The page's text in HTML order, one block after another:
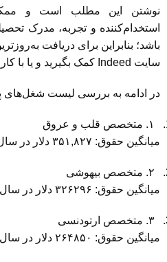
نوشتن این مطلب است و
استخدام‌کننده و تجربه، مدرک
باشد؛ بنابراین برای دریافت
سایت Indeed کمک بگیرید و یا با کارشناسان ما تماس بگیرید.
در ادامه به بررسی لیست شغل‌های پر
۱. متخصص قلب و عروق
میانگین حقوق: ۳۵۱,۸۲۷ دلار در سال
۲. متخصص بیهوشی
میانگین حقوق: ۳۲۶۲۹۶ دلار در سال
۳. متخصص ارتودنسی
میانگین حقوق: ۲۶۴۸۵۰ دلار در سال